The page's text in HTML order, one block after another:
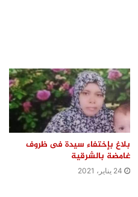
بلاغ بإختفاء سيدة فى ظروف
غامضة بالشرقية
24 يناير، 2021